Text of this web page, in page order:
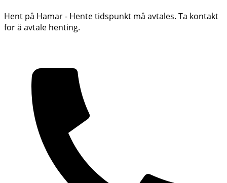
Hent på Hamar - Hente tidspunkt må avtales. Ta kontakt
for å avtale henting.